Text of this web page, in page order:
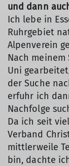
und dann
Ich lebe in
Ruhrgebiet
Alpenverein
Nach
Uni
der Suche
erfuhr ich
Nachfolge
Da ich seit
Verband
mittlerweile
bin, dachte